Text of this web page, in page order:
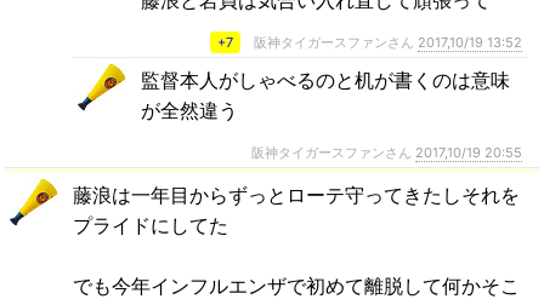
+7 阪神タイガースファンさん 2017,10/19 13:52
監督本人がしゃべるのと机が書くのは意味
が全然違う
阪神タイガースファンさん 2017,10/19 20:55
藤浪は一年目からずっとローテ守ってきたしそれを
プライドにしてた
でも今年インフルエンザで初めて離脱して何かそこ